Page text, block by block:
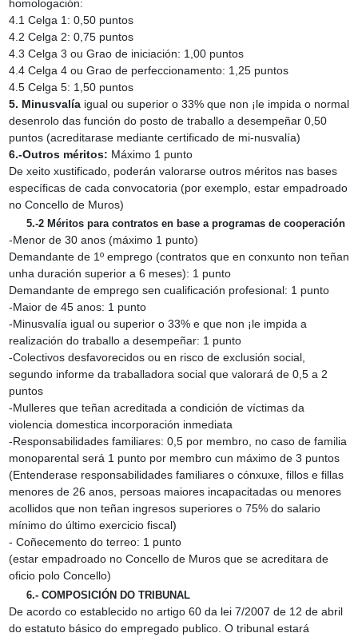
homologación:
4.1 Celga 1: 0,50 puntos
4.2 Celga 2: 0,75 puntos
4.3 Celga 3 ou Grao de iniciación: 1,00 puntos
4.4 Celga 4 ou Grao de perfeccionamento: 1,25 puntos
4.5 Celga 5: 1,50 puntos
5. Minusvalíaigual ou superior o 33% que non ¡le impida o normal
desenrolo das función do posto de traballo a desempeñar 0,50
puntos (acreditarase mediante certificado de mi-nusvalía)
6.‑Outros méritos: Máximo 1 punto
De xeito xustificado, poderán valorarse outros méritos nas bases
específicas de cada convocatoria (por exemplo, estar empadroado
no Concello de Muros)
5.‑2 Méritos para contratos en base a programas de cooperación
‑Menor de 30 anos (máximo 1 punto)
Demandante de 1º emprego (contratos que en conxunto non teñan
unha duración superior a 6 meses): 1 punto
Demandante de emprego sen cualificación profesional: 1 punto
‑Maior de 45 anos: 1 punto
‑Minusvalía igual ou superior o 33% e que non ¡le impida a
realización do traballo a desempeñar: 1 punto
‑Colectivos desfavorecidos ou en risco de exclusión social,
segundo informe da traballadora social que valorará de 0,5 a 2
puntos
‑Mulleres que teñan acreditada a condición de víctimas da
violencia domestica incorporación inmediata
‑Responsabilidades familiares: 0,5 por membro, no caso de familia
monoparental será 1 punto por membro cun máximo de 3 puntos
(Entenderase responsabilidades familiares o cónxuxe, fillos e fillas
menores de 26 anos, persoas maiores incapacitadas ou menores
acollidos que non teñan ingresos superiores o 75% do salario
mínimo do último exercicio fiscal)
‑ Coñecemento do terreo: 1 punto
(estar empadroado no Concello de Muros que se acreditara de
oficio polo Concello)
6.- COMPOSICIÓN DO TRIBUNAL
De acordo co establecido no artigo 60 da lei 7/2007 de 12 de abril
do estatuto básico do empregado publico. O tribunal estará